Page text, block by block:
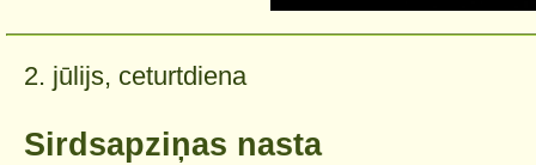
2. jūlijs, ceturtdiena
Sirdsapziņas nasta